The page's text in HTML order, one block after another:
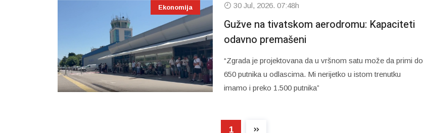
Ekonomija 30 Jul, 2026. 07:48h
Gužve na tivatskom aerodromu: Kapaciteti
odavno premašeni
“Zgrada je projektovana da u vršnom satu može da primi do
650 putnika u odlascima. Mi nerijetko u istom trenutku
imamo i preko 1.500 putnika”
1